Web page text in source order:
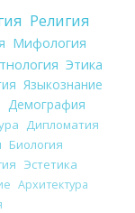
Религия
Мифология
Этика
Языкознание
Демография
Дипломатия
Биология
Эстетика
Архитектура